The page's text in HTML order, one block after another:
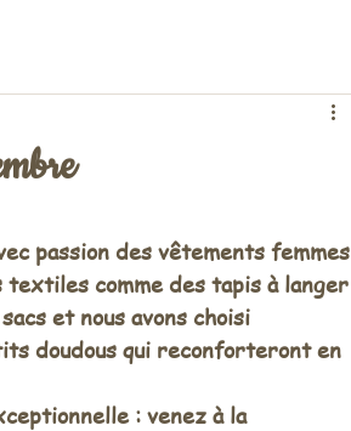
passion des vêtements femmes
textiles comme des tapis à langer
et nous avons choisi
doudous qui reconforteront en
: venez à la